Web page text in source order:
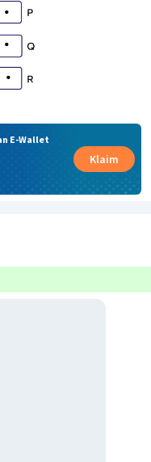
E-Wallet
Klaim